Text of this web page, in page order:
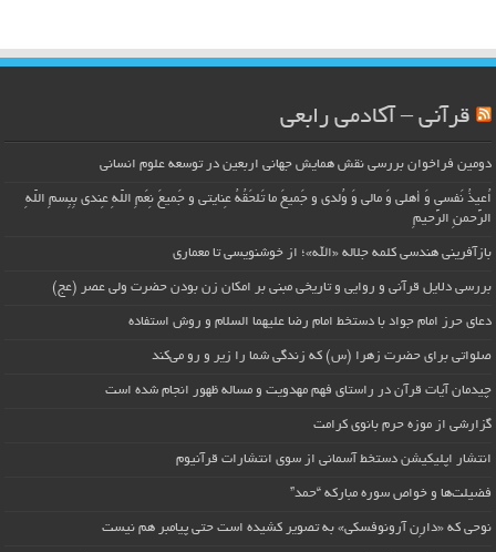
قرآنی – آکادمی رابعی
دومین فراخوان بررسی نقش همایش جهانی اربعین در توسعه علوم انسانی
اُعیذُ نَفسی وَ أهلی وَ مالی وَ وُلدی و جَمیعَ ما تَلحَقُهُ عِنایتی و جَمیعَ نِعَمِ اللّهِ عِندی بِبِسمِ اللّهِ
الرَّحمنِ الرَّحیمِ
بازآفرینی هندسی کلمه جلاله «الله»؛ از خوشنویسی تا معماری
بررسی دلایل قرآنی و روایی و تاریخی مبنی بر امکان زن بودن حضرت ولی عصر (عج)
دعای حرز امام جواد با دستخط امام رضا علیهما السلام و روش استفاده
صلواتی برای حضرت زهرا (س) که زندگی شما را زیر و رو می‌کند
چیدمان آیات قرآن در راستای فهم مهدویت و مساله ظهور انجام شده است
گزارشی از موزه حرم بانوی کرامت
انتشار اپلیکیشن دستخط آسمانی از سوی انتشارات قرآنیوم
فضیلت‌ها و خواص سوره مبارکه “حمد”
نوحی که «دارِن آرونوفسکی» به تصویر کشیده است حتی پیامبر هم نیست